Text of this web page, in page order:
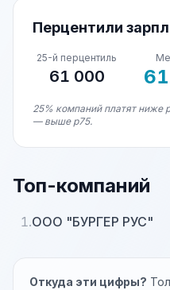
Перцентили
25-й перцентиль
61 000
25% компаний платят
— выше p75.
Топ-компаний
1.ООО "БУРГЕР РУС"
Откуда эти цифры?